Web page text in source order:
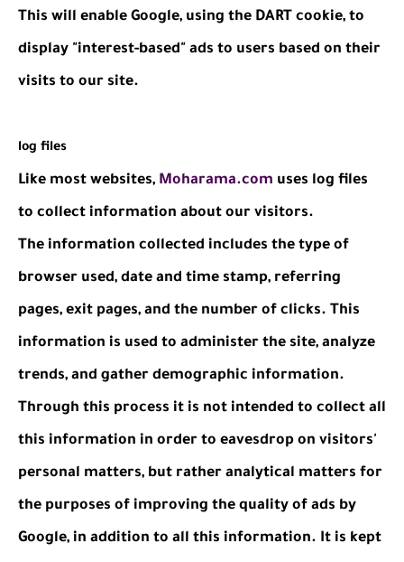
This will enable Google, using the DART cookie, to
display "interest-based" ads to users based on their
visits to our site.
log files
Like most websites, Moharama.com uses log files
to collect information about our visitors.
The information collected includes the type of
browser used, date and time stamp, referring
pages, exit pages, and the number of clicks. This
information is used to administer the site, analyze
trends, and gather demographic information.
Through this process it is not intended to collect all
this information in order to eavesdrop on visitors'
personal matters, but rather analytical matters for
the purposes of improving the quality of ads by
Google, in addition to all this information. It is kept